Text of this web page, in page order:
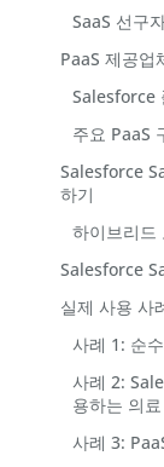
SaaS 선구
PaaS 제공
Salesforce
주요 PaaS
Salesforce
하기
하이브리드
Salesforce
실제 사용 사
사례 1: 순
사례 2:
용하는 의
사례 3: